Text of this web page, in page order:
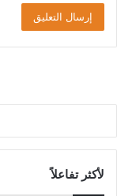
لأكثر تفاعلاً